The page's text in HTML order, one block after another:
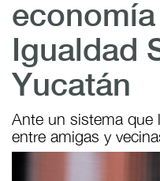
Igualdad
Yucatán
Ante un sistema que
entre amigas y